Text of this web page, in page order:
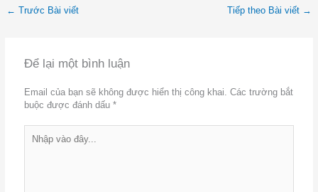
← Trước Bài viết Tiếp theo Bài viết →
Để lại một bình luận
Email của bạn sẽ không được hiển thị công khai.
Các trường bắt
buộc được đánh dấu*
vào